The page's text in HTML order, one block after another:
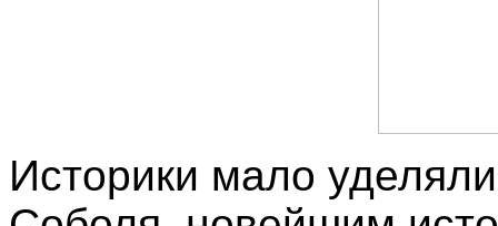
Историки мало